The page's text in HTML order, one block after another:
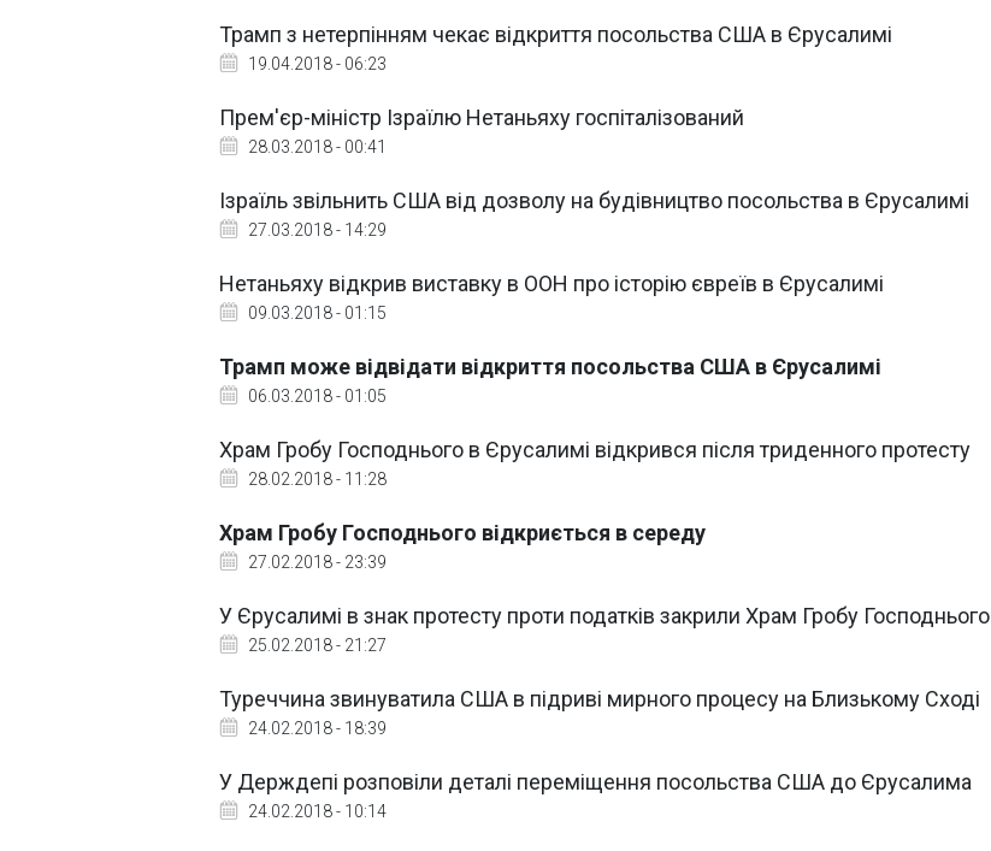
Трамп з нетерпінням чекає відкриття посольства США в Єрусалимі
19.04.2018 - 06:23
Прем'єр-міністр Ізраїлю Нетаньяху госпіталізований
28.03.2018 - 00:41
Ізраїль звільнить США від дозволу на будівництво посольства в Єрусалимі
27.03.2018 - 14:29
Нетаньяху відкрив виставку в ООН про історію євреїв в Єрусалимі
09.03.2018 - 01:15
Трамп може відвідати відкриття посольства США в Єрусалимі
06.03.2018 - 01:05
Храм Гробу Господнього в Єрусалимі відкрився після триденного протесту
28.02.2018 - 11:28
Храм Гробу Господнього відкриється в середу
27.02.2018 - 23:39
У Єрусалимі в знак протесту проти податків закрили Храм Гробу Господнього
25.02.2018 - 21:27
Туреччина звинуватила США в підриві мирного процесу на Близькому Сході
24.02.2018 - 18:39
У Держдепі розповіли деталі переміщення посольства США до Єрусалима
24.02.2018 - 10:14